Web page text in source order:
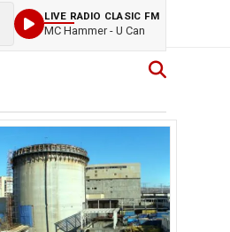
LIVE RADIO CLASIC FM
MC Hammer - U Can